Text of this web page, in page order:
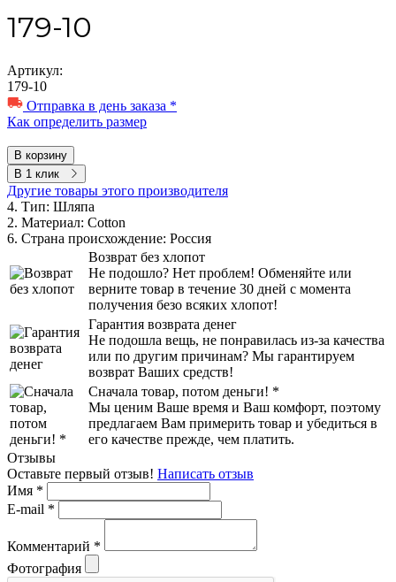
179-10
Артикул:
179-10
Отправка в день заказа *
Как определить размер
В корзину
В 1 клик
Другие товары этого производителя
4. Тип: Шляпа
2. Материал: Cotton
6. Страна происхождение: Россия
Возврат без хлопот
Не подошло? Нет проблем! Обменяйте или
верните товар в течение 30 дней с момента
получения безо всяких хлопот!
Гарантия возврата денег
Не подошла вещь, не понравилась из-за качества
или по другим причинам? Мы гарантируем
возврат Ваших средств!
Сначала товар, потом деньги! *
Мы ценим Ваше время и Ваш комфорт, поэтому
предлагаем Вам примерить товар и убедиться в
его качестве прежде, чем платить.
Отзывы
Оставьте первый отзыв! Написать отзыв
Имя *
E-mail *
Комментарий *
Фотография